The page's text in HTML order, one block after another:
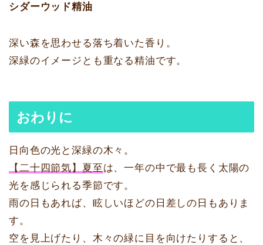
シダーウッド精油
深い森を思わせる落ち着いた香り。
深緑のイメージとも重なる精油です。
おわりに
日向色の光と深緑の木々。
【二十四節気】夏至 は、一年の中で最も長く太陽の
光を感じられる季節です。
雨の日もあれば、眩しいほどの日差しの日もありま
す。
空を見上げたり、木々の緑に目を向けたりすると、